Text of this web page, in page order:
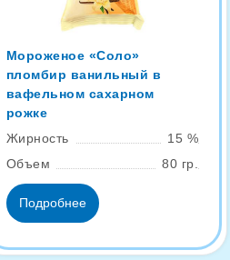
Мороженое «Соло»
пломбир ванильный в
вафельном сахарном
рожке
Жирность
15 %
Объем
80 гр.
Подробнее